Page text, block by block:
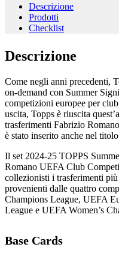
Descrizione
Prodotti
Checklist
Descrizione
Come negli anni precedenti,
on-demand con Summer
competizioni europee per
uscita, Topps è riuscita
trasferimenti Fabrizio
è stato inserito anche nel
Il set 2024-25 TOPPS
Romano UEFA Club
collezionisti i trasferimenti
provenienti dalle quattro
Champions League, UEFA
League e UEFA Women’s
Base Cards